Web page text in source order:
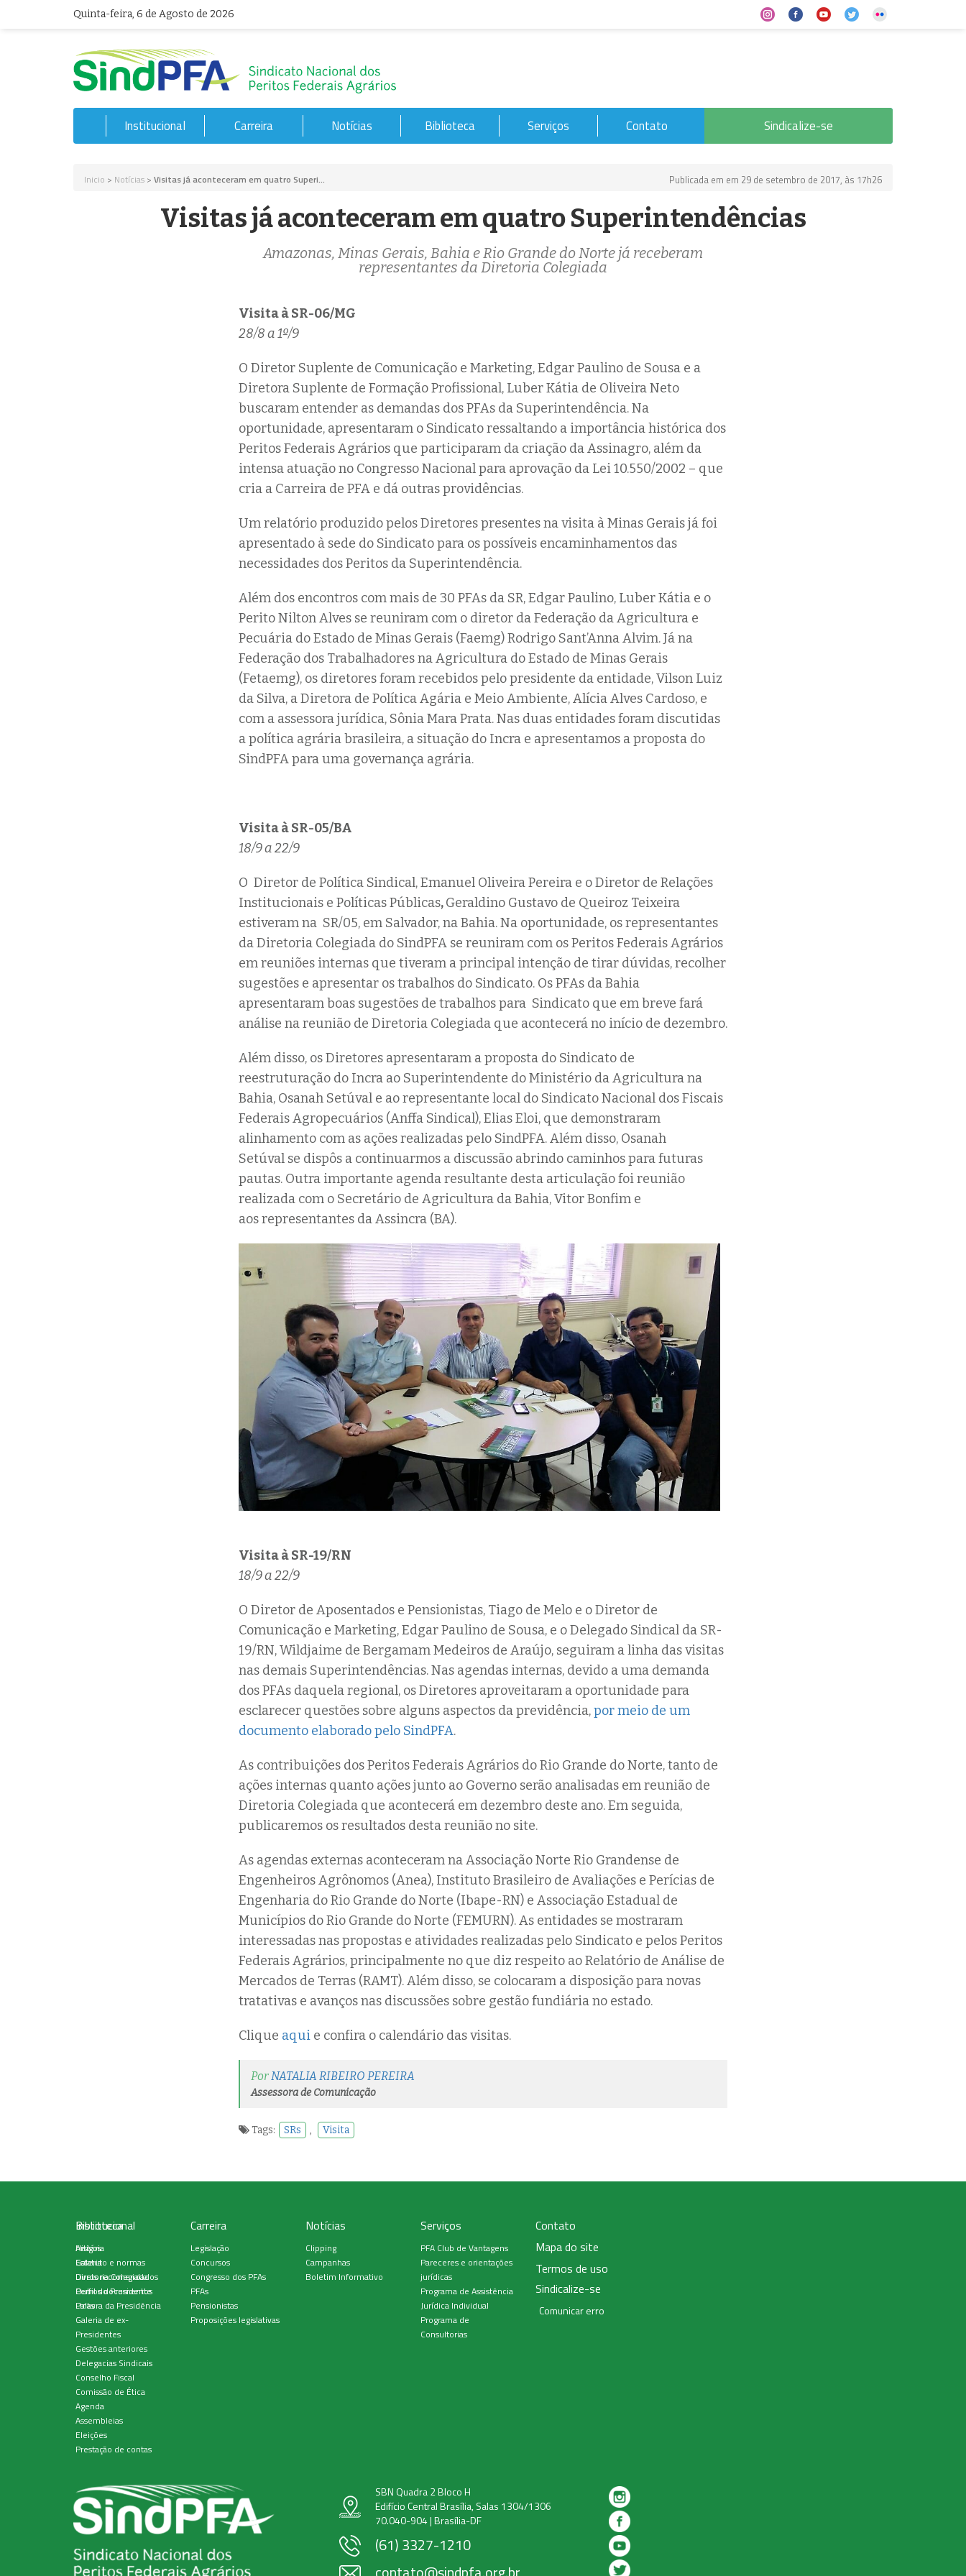
Quinta-feira, 6 de Agosto de 2026
Institucional Carreira Notícias Biblioteca Serviços Contato Sindicalize-se
Inicio > Notícias > Visitas já aconteceram em quatro Superi... Publicada em em 29 de setembro de 2017, às 17h26
Visitas já aconteceram em quatro Superintendências
Amazonas, Minas Gerais, Bahia e Rio Grande do Norte já receberam
representantes da Diretoria Colegiada
Visita à SR-06/MG
28/8 a 1º/9
O Diretor Suplente de Comunicação e Marketing, Edgar Paulino de Sousa e a
Diretora Suplente de Formação Profissional, Luber Kátia de Oliveira Neto
buscaram entender as demandas dos PFAs da Superintendência. Na
oportunidade, apresentaram o Sindicato ressaltando a importância histórica dos
Peritos Federais Agrários que participaram da criação da Assinagro, além da
intensa atuação no Congresso Nacional para aprovação da Lei 10.550/2002 – que
cria a Carreira de PFA e dá outras providências.
Um relatório produzido pelos Diretores presentes na visita à Minas Gerais já foi
apresentado à sede do Sindicato para os possíveis encaminhamentos das
necessidades dos Peritos da Superintendência.
Além dos encontros com mais de 30 PFAs da SR, Edgar Paulino, Luber Kátia e o
Perito Nilton Alves se reuniram com o diretor da Federação da Agricultura e
Pecuária do Estado de Minas Gerais (Faemg) Rodrigo Sant’Anna Alvim. Já na
Federação dos Trabalhadores na Agricultura do Estado de Minas Gerais
(Fetaemg), os diretores foram recebidos pelo presidente da entidade, Vilson Luiz
da Silva, a Diretora de Política Agária e Meio Ambiente, Alícia Alves Cardoso, e
com a assessora jurídica, Sônia Mara Prata. Nas duas entidades foram discutidas
a política agrária brasileira, a situação do Incra e apresentamos a proposta do
SindPFA para uma governança agrária.
Visita à SR-05/BA
18/9 a 22/9
O Diretor de Política Sindical, Emanuel Oliveira Pereira e o Diretor de Relações
Institucionais e Políticas Públicas,Geraldino Gustavo de Queiroz Teixeira
estiveram na SR/05, em Salvador, na Bahia. Na oportunidade, os representantes
da Diretoria Colegiada do SindPFA se reuniram com os Peritos Federais Agrários
em reuniões internas que tiveram a principal intenção de tirar dúvidas, recolher
sugestões e apresentar os trabalhos do Sindicato. Os PFAs da Bahia
apresentaram boas sugestões de trabalhos para Sindicato que em breve fará
análise na reunião de Diretoria Colegiada que acontecerá no início de dezembro.
Além disso, os Diretores apresentaram a proposta do Sindicato de
reestruturação do Incra ao Superintendente do Ministério da Agricultura na
Bahia, Osanah Setúval e ao representante local do Sindicato Nacional dos Fiscais
Federais Agropecuários (Anffa Sindical), Elias Eloi, que demonstraram
alinhamento com as ações realizadas pelo SindPFA. Além disso, Osanah
Setúval se dispôs a continuarmos a discussão abrindo caminhos para futuras
pautas. Outra importante agenda resultante desta articulação foi reunião
realizada com o Secretário de Agricultura da Bahia, Vitor Bonfim e
aos representantes da Assincra (BA).
Visita à SR-19/RN
18/9 a 22/9
O Diretor de Aposentados e Pensionistas, Tiago de Melo e o Diretor de
Comunicação e Marketing, Edgar Paulino de Sousa, e o Delegado Sindical da SR-
19/RN, Wildjaime de Bergamam Medeiros de Araújo, seguiram a linha das visitas
nas demais Superintendências. Nas agendas internas, devido a uma demanda
dos PFAs daquela regional, os Diretores aproveitaram a oportunidade para
esclarecer questões sobre alguns aspectos da previdência,por meio de um
documento elaborado pelo SindPFA.
As contribuições dos Peritos Federais Agrários do Rio Grande do Norte, tanto de
ações internas quanto ações junto ao Governo serão analisadas em reunião de
Diretoria Colegiada que acontecerá em dezembro deste ano. Em seguida,
publicaremos os resultados desta reunião no site.
As agendas externas aconteceram na Associação Norte Rio Grandense de
Engenheiros Agrônomos (Anea), Instituto Brasileiro de Avaliações e Perícias de
Engenharia do Rio Grande do Norte (Ibape-RN) e Associação Estadual de
Municípios do Rio Grande do Norte (FEMURN). As entidades se mostraram
interessadas nas propostas e atividades realizadas pelo Sindicato e pelos Peritos
Federais Agrários, principalmente no que diz respeito ao Relatório de Análise de
Mercados de Terras (RAMT). Além disso, se colocaram a disposição para novas
tratativas e avanços nas discussões sobre gestão fundiária no estado.
Clique aqui e confira o calendário das visitas.
PorNATALIA RIBEIRO PEREIRA
Assessora de Comunicação
Tags: SRs , Visita
Institucional
História
Estatuto e normas
Diretoria Colegiada
Perfil do Presidente
Palavra da Presidência
Galeria de ex-
Presidentes
Gestões anteriores
Delegacias Sindicais
Conselho Fiscal
Comissão de Ética
Agenda
Assembleias
Eleições
Prestação de contas
Carreira
Legislação
Concursos
Congresso dos PFAs
PFAs
Pensionistas
Proposições legislativas
Notícias
Clipping
Campanhas
Boletim Informativo
Biblioteca
Artigos
Galeria
Livros recomendados
Outros documentos
Links
Serviços
PFA Club de Vantagens
Pareceres e orientações
jurídicas
Programa de Assistência
Jurídica Individual
Programa de
Consultorias
Sindicalize-se
Mapa do site
Termos de uso
Contato
Comunicar erro
SBN Quadra 2 Bloco H
Edifício Central Brasília, Salas 1304/1306
70.040-904 | Brasília-DF
(61) 3327-1210